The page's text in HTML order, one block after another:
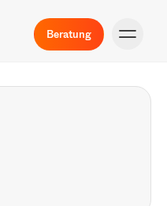
Beratung